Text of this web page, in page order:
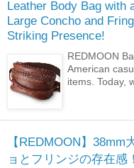
Leather Body Bag with
Large Concho and
Striking Presence!
REDMOON
American
items. Today,
【REDMOON】38mm
ョとフリンジの存在感